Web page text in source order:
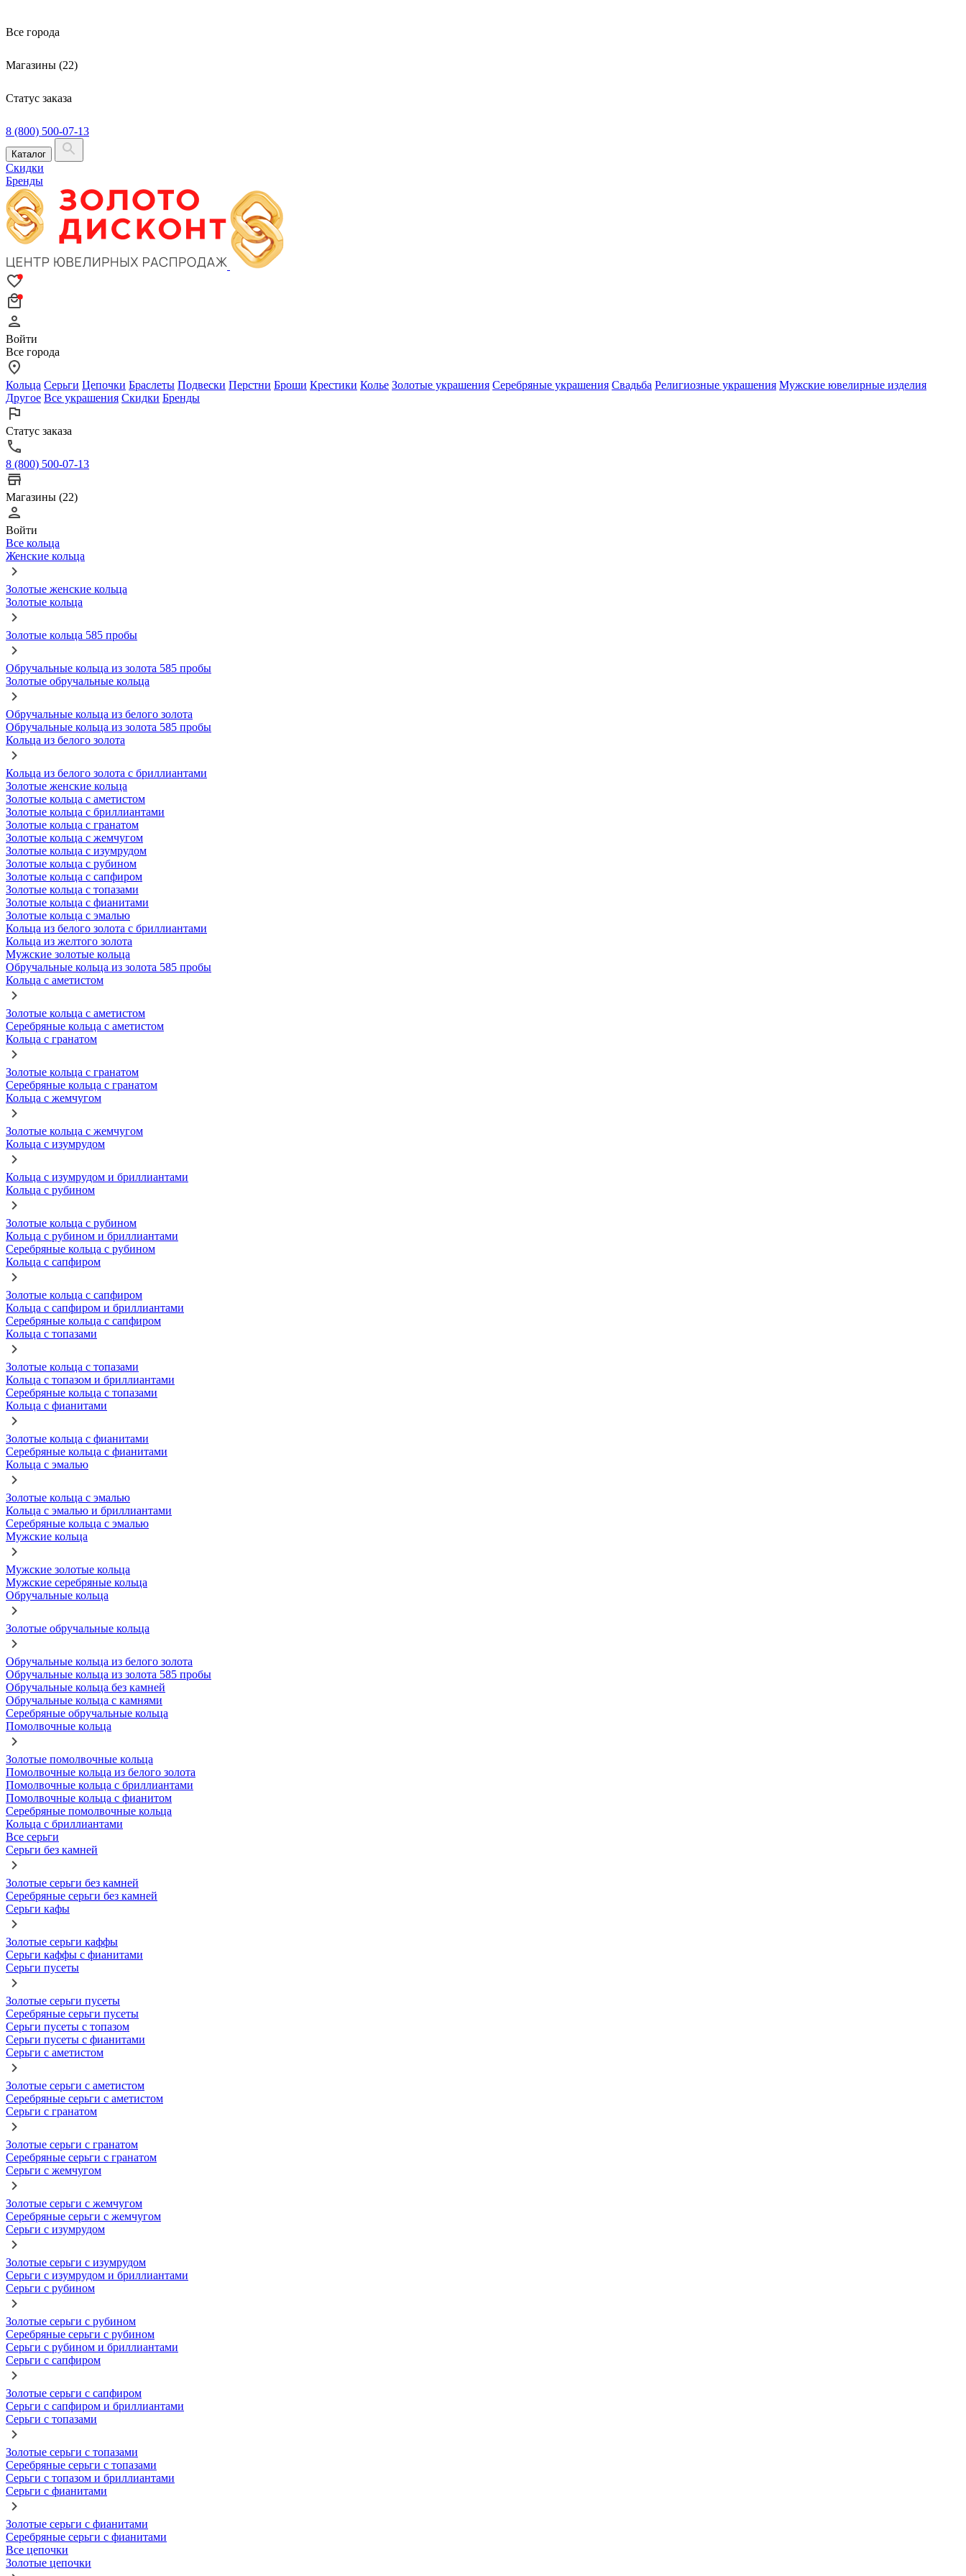
Все города
Магазины (22)
Статус заказа
8 (800) 500-07-13
Каталог
Скидки
Бренды
Войти
Все города
Кольца Серьги Цепочки Браслеты Подвески Перстни Броши Крестики Колье Золотые украшения Серебряные украшения Свадьба Религиозные украшения Мужские ювелирные изделия
Другое Все украшения Скидки Бренды
Статус заказа
8 (800) 500-07-13
Магазины (22)
Войти
Все кольца
Женские кольца
Золотые женские кольца
Золотые кольца
Золотые кольца 585 пробы
Обручальные кольца из золота 585 пробы
Золотые обручальные кольца
Обручальные кольца из белого золота
Обручальные кольца из золота 585 пробы
Кольца из белого золота
Кольца из белого золота с бриллиантами
Золотые женские кольца
Золотые кольца с аметистом
Золотые кольца с бриллиантами
Золотые кольца с гранатом
Золотые кольца с жемчугом
Золотые кольца с изумрудом
Золотые кольца с рубином
Золотые кольца с сапфиром
Золотые кольца с топазами
Золотые кольца с фианитами
Золотые кольца с эмалью
Кольца из белого золота с бриллиантами
Кольца из желтого золота
Мужские золотые кольца
Обручальные кольца из золота 585 пробы
Кольца с аметистом
Золотые кольца с аметистом
Серебряные кольца с аметистом
Кольца с гранатом
Золотые кольца с гранатом
Серебряные кольца с гранатом
Кольца с жемчугом
Золотые кольца с жемчугом
Кольца с изумрудом
Кольца с изумрудом и бриллиантами
Кольца с рубином
Золотые кольца с рубином
Кольца с рубином и бриллиантами
Серебряные кольца с рубином
Кольца с сапфиром
Золотые кольца с сапфиром
Кольца с сапфиром и бриллиантами
Серебряные кольца с сапфиром
Кольца с топазами
Золотые кольца с топазами
Кольца с топазом и бриллиантами
Серебряные кольца с топазами
Кольца с фианитами
Золотые кольца с фианитами
Серебряные кольца с фианитами
Кольца с эмалью
Золотые кольца с эмалью
Кольца с эмалью и бриллиантами
Серебряные кольца с эмалью
Мужские кольца
Мужские золотые кольца
Мужские серебряные кольца
Обручальные кольца
Золотые обручальные кольца
Обручальные кольца из белого золота
Обручальные кольца из золота 585 пробы
Обручальные кольца без камней
Обручальные кольца с камнями
Серебряные обручальные кольца
Помолвочные кольца
Золотые помолвочные кольца
Помолвочные кольца из белого золота
Помолвочные кольца с бриллиантами
Помолвочные кольца с фианитом
Серебряные помолвочные кольца
Кольца с бриллиантами
Все серьги
Серьги без камней
Золотые серьги без камней
Серебряные серьги без камней
Серьги кафы
Золотые серьги каффы
Серьги каффы с фианитами
Серьги пусеты
Золотые серьги пусеты
Серебряные серьги пусеты
Серьги пусеты с топазом
Серьги пусеты с фианитами
Серьги с аметистом
Золотые серьги с аметистом
Серебряные серьги с аметистом
Серьги с гранатом
Золотые серьги с гранатом
Серебряные серьги с гранатом
Серьги с жемчугом
Золотые серьги с жемчугом
Серебряные серьги с жемчугом
Серьги с изумрудом
Золотые серьги с изумрудом
Серьги с изумрудом и бриллиантами
Серьги с рубином
Золотые серьги с рубином
Серебряные серьги с рубином
Серьги с рубином и бриллиантами
Серьги с сапфиром
Золотые серьги с сапфиром
Серьги с сапфиром и бриллиантами
Серьги с топазами
Золотые серьги с топазами
Серебряные серьги с топазами
Серьги с топазом и бриллиантами
Серьги с фианитами
Золотые серьги с фианитами
Серебряные серьги с фианитами
Все цепочки
Золотые цепочки